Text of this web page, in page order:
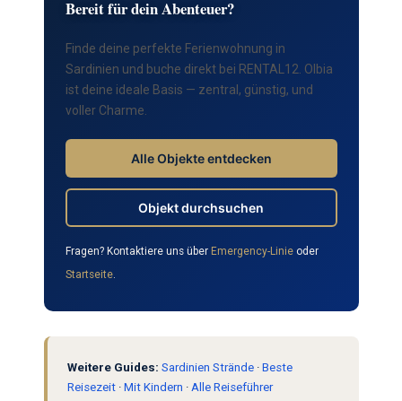
Bereit für dein Abenteuer?
Finde deine perfekte Ferienwohnung in
Sardinien und buche direkt bei RENTAL12. Olbia
ist deine ideale Basis — zentral, günstig, und
voller Charme.
Alle Objekte entdecken
Objekt durchsuchen
Fragen? Kontaktiere uns über Emergency-Linieoder
Startseite.
Weitere Guides: Sardinien Strände· Beste
Reisezeit· Mit Kindern · Alle Reiseführer